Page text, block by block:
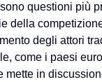
questioni più
della
degli attori
come i paesi
mette in